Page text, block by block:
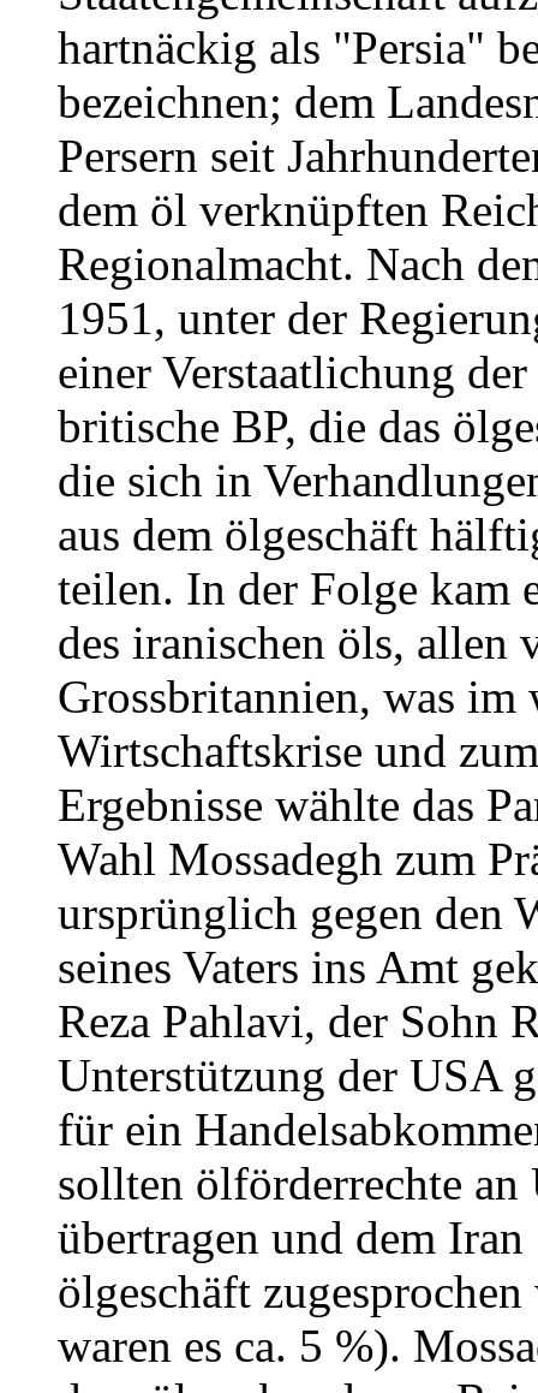
hartnäckig als "Persia"
bezeichnen; dem
Persern seit
dem öl verknüpften
Regionalmacht. Nach
1951, unter der
einer Verstaatlichung
britische BP, die das
die sich in
aus dem ölgeschäft
teilen. In der Folge kam
des iranischen öls, allen
Grossbritannien, was im
Wirtschaftskrise und
Ergebnisse wählte das
Wahl Mossadegh zum
ursprünglich gegen den
seines Vaters ins Amt
Reza Pahlavi, der Sohn
Unterstützung der USA
für ein
sollten ölförderrechte an
übertragen und dem
ölgeschäft
waren es ca. 5 %).